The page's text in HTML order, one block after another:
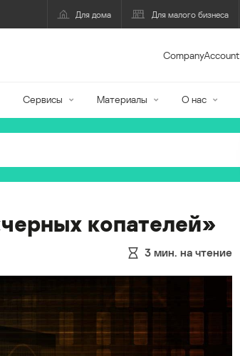
Для дома Для малого бизнеса
CompanyAccount
Сервисы Материалы О нас
копателей»
3 мин. на чтение